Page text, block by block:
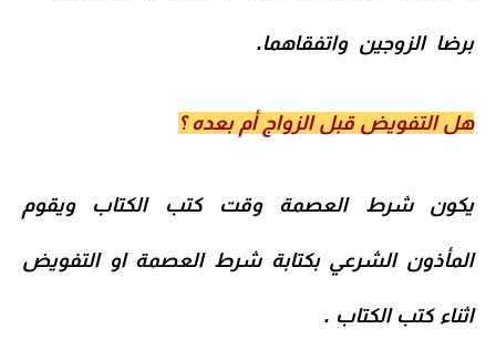
برضا الزوجين واتفقاهما.
هل التفويض قبل الزواج أم بعده ؟
يكون شرط العصمة وقت كتب الكتاب ويقوم
المأذون الشرعي بكتابة شرط العصمة او التفويض
اثناء كتب الكتاب .